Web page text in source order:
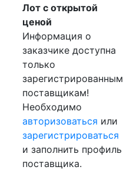
Лот с открытой
ценой
Информация о
заказчике доступна
только
зарегистрированным
поставщикам!
Необходимо
авторизоваться или
зарегистрироваться
и заполнить профиль
поставщика.